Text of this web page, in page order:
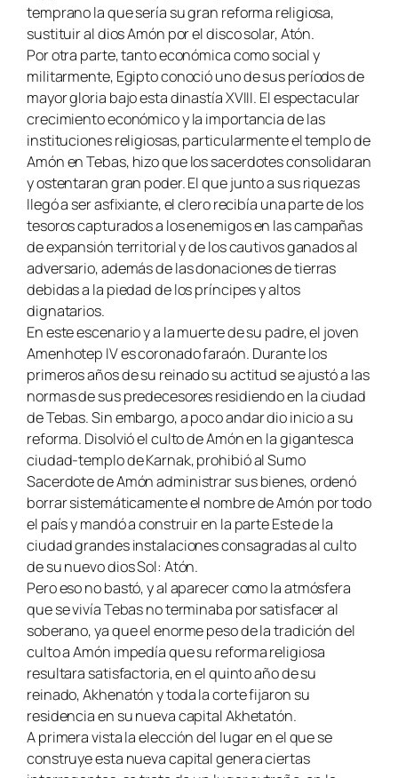
temprano la que sería su gran reforma religiosa,
sustituir al dios Amón por el disco solar, Atón.
Por otra parte, tanto económica como social y
militarmente, Egipto conoció uno de sus períodos de
mayor gloria bajo esta dinastía XVIII. El espectacular
crecimiento económico y la importancia de las
instituciones religiosas, particularmente el templo de
Amón en Tebas, hizo que los sacerdotes consolidaran
y ostentaran gran poder. El que junto a sus riquezas
llegó a ser asfixiante, el clero recibía una parte de los
tesoros capturados a los enemigos en las campañas
de expansión territorial y de los cautivos ganados al
adversario, además de las donaciones de tierras
debidas a la piedad de los príncipes y altos
dignatarios.
En este escenario y a la muerte de su padre, el joven
Amenhotep IV es coronado faraón. Durante los
primeros años de su reinado su actitud se ajustó a las
normas de sus predecesores residiendo en la ciudad
de Tebas. Sin embargo, a poco andar dio inicio a su
reforma. Disolvió el culto de Amón en la gigantesca
ciudad-templo de Karnak, prohibió al Sumo
Sacerdote de Amón administrar sus bienes, ordenó
borrar sistemáticamente el nombre de Amón por todo
el país y mandó a construir en la parte Este de la
ciudad grandes instalaciones consagradas al culto
de su nuevo dios Sol: Atón.
Pero eso no bastó, y al aparecer como la atmósfera
que se vivía Tebas no terminaba por satisfacer al
soberano, ya que el enorme peso de la tradición del
culto a Amón impedía que su reforma religiosa
resultara satisfactoria, en el quinto año de su
reinado, Akhenatón y toda la corte fijaron su
residencia en su nueva capital Akhetatón.
A primera vista la elección del lugar en el que se
construye esta nueva capital genera ciertas